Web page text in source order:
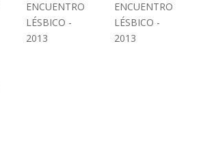
ENCUENTRO
LÉSBICO -
2013
ENCUENTRO
LÉSBICO -
2013